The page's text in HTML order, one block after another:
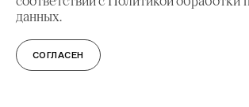
данных.
СОГЛАСЕН
КНИГИ ПРО КОЛОМЕНСКОЕ